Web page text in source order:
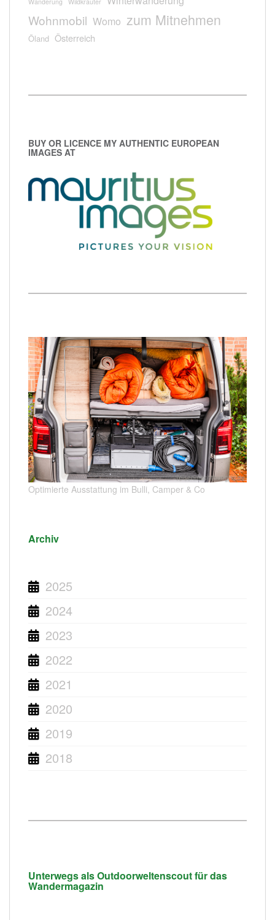
Wohnmobil Womo zum Mitnehmen
Öland Österreich
BUY OR LICENCE MY AUTHENTIC EUROPEAN
IMAGES AT
Optimierte Ausstattung im Bulli, Camper & Co
Archiv
2025
2024
2023
2022
2021
2020
2019
2018
Unterwegs als Outdoorweltenscout für das
Wandermagazin